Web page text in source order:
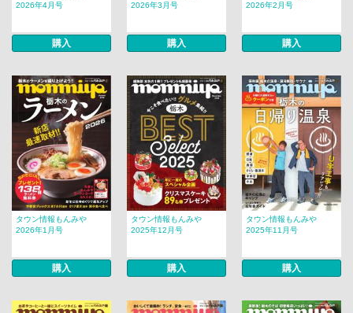
2026年4月号
購入
2026年3月号
購入
2026年2月号
購入
タウン情報もんみや
2026年1月号
購入
タウン情報もんみや
2025年12月号
購入
タウン情報もんみや
2025年11月号
購入